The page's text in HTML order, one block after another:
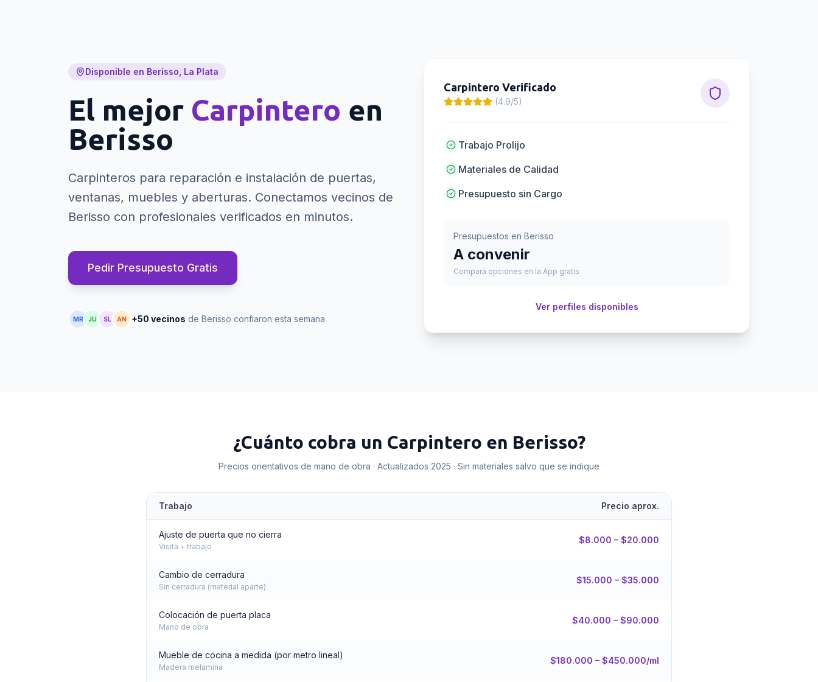
Disponible en Berisso, La Plata
El mejor Carpintero en
Berisso
Carpinteros para reparación e instalación de puertas,
ventanas, muebles y aberturas. Conectamos vecinos de
Berisso con profesionales verificados en minutos.
Pedir Presupuesto Gratis
MR JU SL AN +50 vecinos de Berisso confiaron esta semana
Carpintero Verificado
(4.9/5)
Trabajo Prolijo
Materiales de Calidad
Presupuesto sin Cargo
Presupuestos en Berisso
A convenir
Compará opciones en la App gratis
Ver perfiles disponibles
¿Cuánto cobra un Carpintero en Berisso?
Precios orientativos de mano de obra · Actualizados 2025 · Sin materiales salvo que se indique
Trabajo Precio aprox.
Ajuste de puerta que no cierra
Visita + trabajo
$8.000 – $20.000
Cambio de cerradura
Sin cerradura (material aparte)
$15.000 – $35.000
Colocación de puerta placa
Mano de obra
$40.000 – $90.000
Mueble de cocina a medida (por metro lineal)
Madera melamina
$180.000 – $450.000/ml